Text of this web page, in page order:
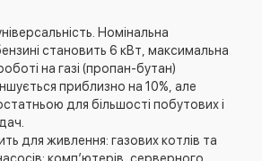
Номінальна
становить 6 кВт, максимальна
на газі (пропан-бутан)
приблизно на 10%, але
для більшості побутових і
для живлення: газових котлів та